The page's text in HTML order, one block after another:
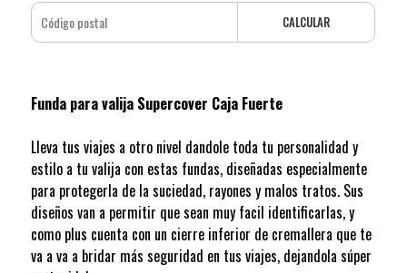
CALCULAR
Funda para valija Supercover Caja Fuerte
Lleva tus viajes a otro nivel dandole toda tu personalidad y
estilo a tu valija con estas fundas, diseñadas especialmente
para protegerla de la suciedad, rayones y malos tratos. Sus
diseños van a permitir que sean muy facil identificarlas, y
como plus cuenta con un cierre inferior de cremallera que te
va a va a bridar más seguridad en tus viajes, dejandola súper